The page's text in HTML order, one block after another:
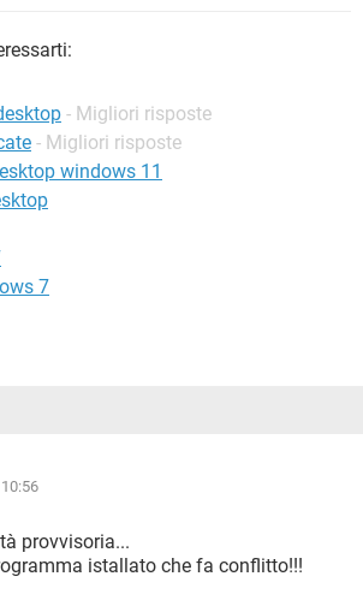
- Migliori risposte
- Migliori risposte
windows 11
7
provvisoria...
istallato che fa conflitto!!!